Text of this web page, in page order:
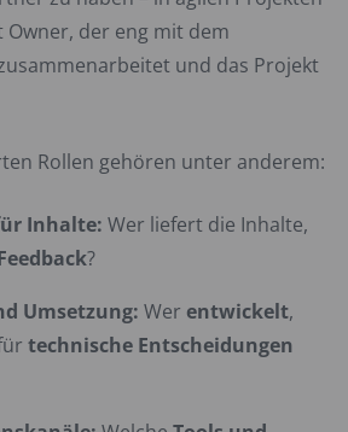
der eng mit dem
und das Projekt
Rollen gehören unter anderem:
Inhalte: Wer liefert die Inhalte,
?
Umsetzung: Wer entwickelt,
technische Entscheidungen